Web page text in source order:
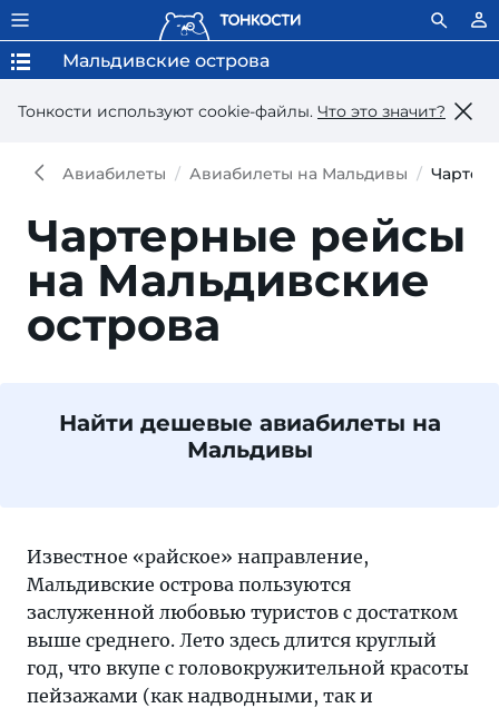
Тонкости используют сookie-файлы. Что это значит?
Мальдивские острова
Авиабилеты Авиабилеты на Мальдивы
Чартерные рейсы
на Мальдивские
острова
Найти дешевые авиабилеты на
Мальдивы
Известное «райское» направление,
Мальдивские острова пользуются
заслуженной любовью туристов с достатком
выше среднего. Лето здесь длится круглый
год, что вкупе с головокружительной красоты
пейзажами (как надводными, так и